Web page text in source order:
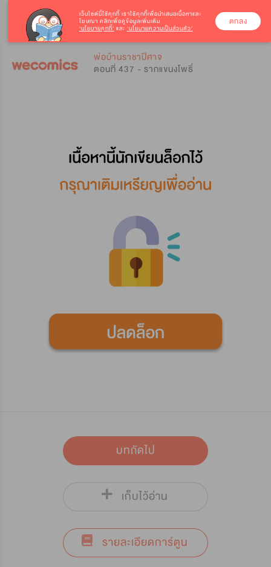
พ่อบ้านราชาปีศาจ
ตอนที่ 437 - รากแขนงโพธิ์
บทถัดไป
เก็บไว้อ่าน
รายละเอียดการ์ตูน
เว็บไซต์นี้ใช้คุกกี้ เราใช้คุกกี้เพื่อนำเสนอเนื้อหาและ
โฆษณา คลิกเพื่อดูข้อมูลเพิ่มเติม
‘นโยบายคุกกี้’ และ ‘นโยบายความเป็นส่วนตัว’
ตกลง